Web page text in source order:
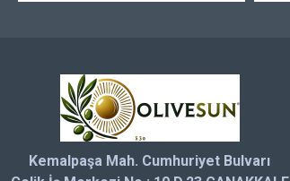
Kemalpaşa Mah. Cumhuriyet Bulvarı